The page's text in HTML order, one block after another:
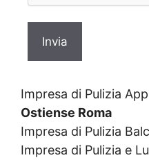
Impresa di Pulizia
Ostiense Roma
Impresa di Pulizia
Impresa di Pulizia e